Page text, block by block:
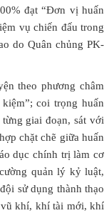
đạt “Đơn vị huấn
vụ chiến đấu trong
do Quân chủng PK-
theo ph­ương châm
coi trọng huấn
giai đoạn, sát với
chặt chẽ giữa huấn
dục chính trị làm cơ
quản lý kỷ luật,
sử dụng thành thạo
khí, khí tài mới, khí